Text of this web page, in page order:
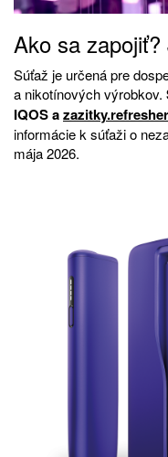
Ako sa
Súťaž je určená pre
a nikotínových výrobkov.
IQOS a
informácie k súťaži o
mája 2026.